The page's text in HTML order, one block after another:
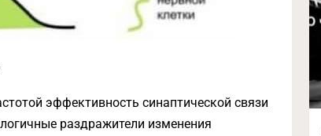
эффективность синаптической связи
раздражители изменения